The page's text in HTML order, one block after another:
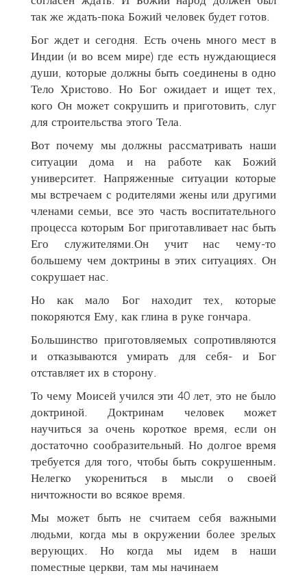
так же ждать-пока Божий человек будет готов.
Бог ждет и сегодня. Есть очень много мест в
Индии (и во всем мире) где есть нуждающиеся
души, которые должны быть соединены в одно
Тело Христово. Но Бог ожидает и ищет тех,
кого Он может сокрушить и приготовить, слуг
для строительства этого Тела.
Вот почему мы должны рассматривать наши
ситуации дома и на работе как Божий
университет. Напряженные ситуации которые
мы встречаем с родителями жены или другими
членами семьи, все это часть воспитательного
процесса которым Бог приготавливает нас быть
Его служителями.Он учит нас чему-то
большему чем доктрины в этих ситуациях. Он
сокрушает нас.
Но как мало Бог находит тех, которые
покоряются Ему, как глина в руке гончара.
Большинство приготовляемых сопротивляются
и отказываются умирать для себя- и Бог
отставляет их в сторону.
То чему Моисей учился эти 40 лет, это не было
доктриной. Доктринам человек может
научиться за очень короткое время, если он
достаточно сообразительный. Но долгое время
требуется для того, чтобы быть сокрушенным.
Нелегко укорениться в мысли о своей
ничтожности во всякое время.
Мы может быть не считаем себя важными
людьми, когда мы в окружении более зрелых
верующих. Но когда мы идем в наши
поместные церкви, там мы начинаем